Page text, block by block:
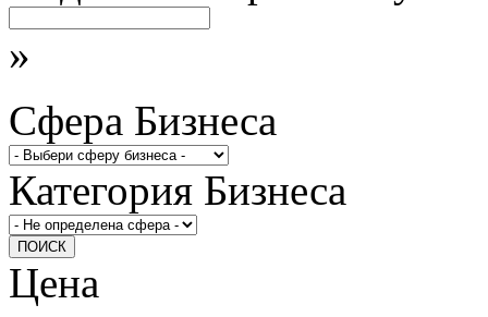
»
Сфера Бизнеса
Категория Бизнеса
ПОИСК
Цена